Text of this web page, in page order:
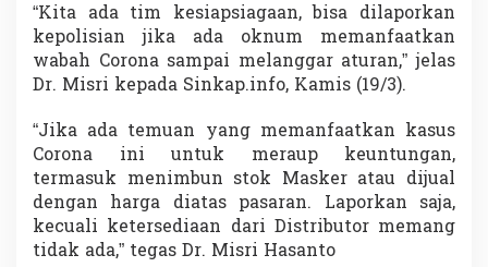
“Kita ada tim kesiapsiagaan, bisa dilaporkan
kepolisian jika ada oknum memanfaatkan
wabah Corona sampai melanggar aturan,” jelas
Dr. Misri kepada Sinkap.info, Kamis (19/3).
“Jika ada temuan yang memanfaatkan kasus
Corona ini untuk meraup keuntungan,
termasuk menimbun stok Masker atau dijual
dengan harga diatas pasaran. Laporkan saja,
kecuali ketersediaan dari Distributor memang
tidak ada,” tegas Dr. Misri Hasanto